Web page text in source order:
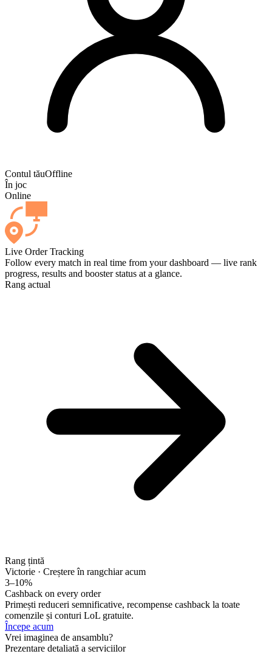
Contul tăuOffline
În joc
Online
Live Order Tracking
Follow every match in real time from your dashboard — live rank
progress, results and booster status at a glance.
Rang actual
Rang țintă
Victorie · Creștere în rangchiar acum
3–10%
Cashback on every order
Primești reduceri semnificative, recompense cashback la toate
comenzile și conturi LoL gratuite.
Începe acum
Vrei imaginea de ansamblu?
Prezentare detaliată a serviciilor